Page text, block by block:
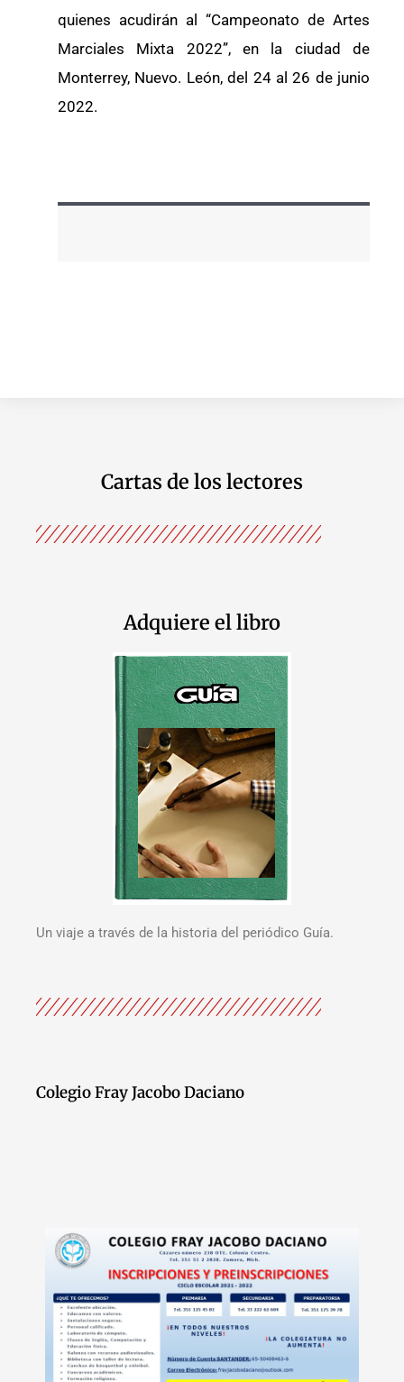
quienes acudirán al “Campeonato de Artes
Marciales Mixta 2022”, en la ciudad de
Monterrey, Nuevo. León, del 24 al 26 de junio
2022.
Cartas de los lectores
Adquiere el libro
Un viaje a través de la historia del periódico Guía.
Colegio Fray Jacobo Daciano